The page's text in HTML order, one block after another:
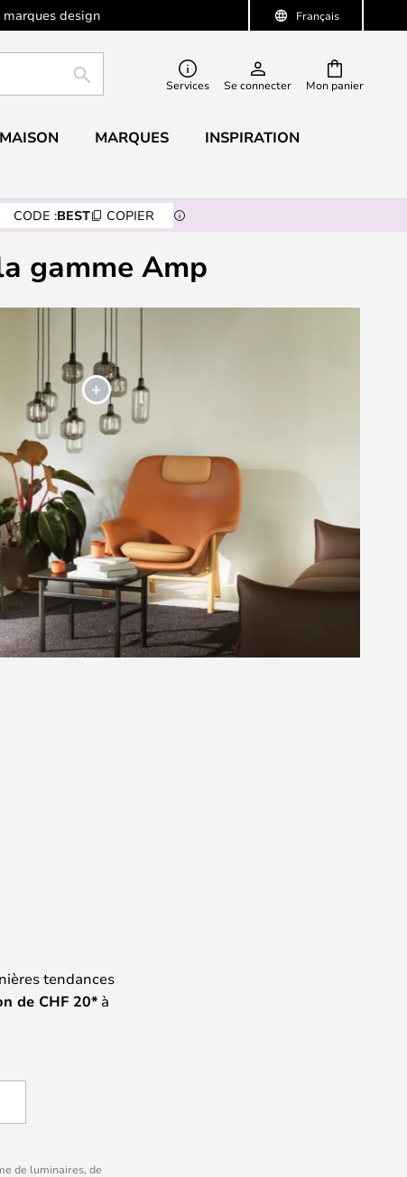
Français
marques design
Mon panier
RECHERCHERServices Se connecter
MARQUES INSPIRATION
CODE :BEST COPIER
gamme Amp
tendances
de CHF 20*à
de luminaires, de